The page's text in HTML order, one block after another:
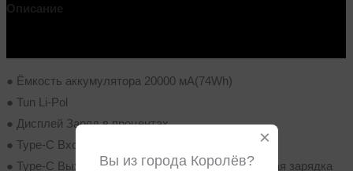
×
Вы из города Королёв?
Описание
● Ёмкость аккумулятора 20000 мA(74Wh)
● Tun Li-Pol
● Дисплей Заряд в процентах
● Type-C Вход 5V=3A/9V=2A
● Type-C Выход 5V=3A/9V=2.22A/12V-1.5A быстрая зарядка